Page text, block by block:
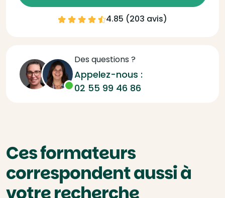
4.85 (203 avis)
Des questions ?
Appelez-nous :
02 55 99 46 86
Ces formateurs
correspondent aussi à
votre recherche